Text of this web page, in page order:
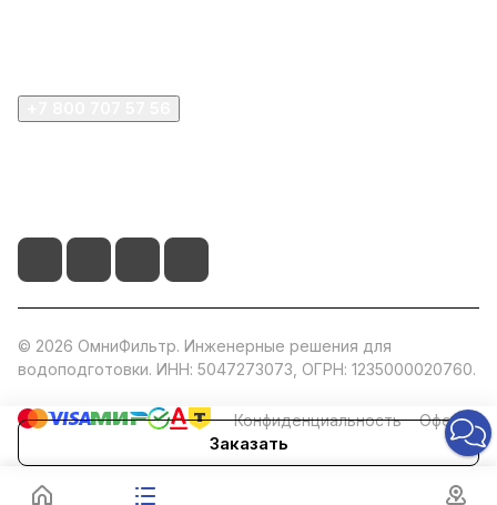
Заказать
© 2026 ОмниФильтр. Инженерные решения для
водоподготовки. ИНН: 5047273073, ОГРН: 1235000020760.
Конфиденциальность Оферта